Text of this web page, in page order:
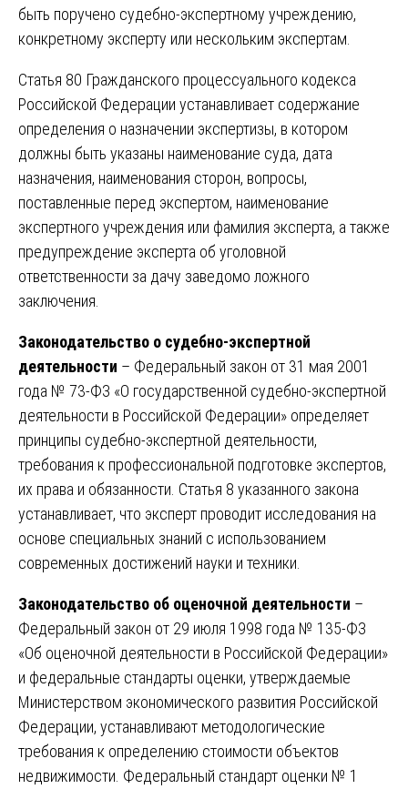
быть поручено судебно-экспертному учреждению,
конкретному эксперту или нескольким экспертам.
Статья 80 Гражданского процессуального кодекса
Российской Федерации устанавливает содержание
определения о назначении экспертизы, в котором
должны быть указаны наименование суда, дата
назначения, наименования сторон, вопросы,
поставленные перед экспертом, наименование
экспертного учреждения или фамилия эксперта, а также
предупреждение эксперта об уголовной
ответственности за дачу заведомо ложного
заключения.
Законодательство о судебно-экспертной
деятельности – Федеральный закон от 31 мая 2001
года № 73-ФЗ «О государственной судебно-экспертной
деятельности в Российской Федерации» определяет
принципы судебно-экспертной деятельности,
требования к профессиональной подготовке экспертов,
их права и обязанности. Статья 8 указанного закона
устанавливает, что эксперт проводит исследования на
основе специальных знаний с использованием
современных достижений науки и техники.
Законодательство об оценочной деятельности –
Федеральный закон от 29 июля 1998 года № 135-ФЗ
«Об оценочной деятельности в Российской Федерации»
и федеральные стандарты оценки, утверждаемые
Министерством экономического развития Российской
Федерации, устанавливают методологические
требования к определению стоимости объектов
недвижимости. Федеральный стандарт оценки № 1